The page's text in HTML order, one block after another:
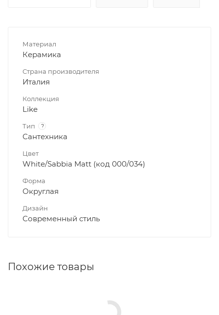
Материал
Керамика
Страна производителя
Италия
Коллекция
Like
Тип ?
Сантехника
Цвет
White/Sabbia Matt (код 000/034)
Форма
Округлая
Дизайн
Современный стиль
Похожие товары